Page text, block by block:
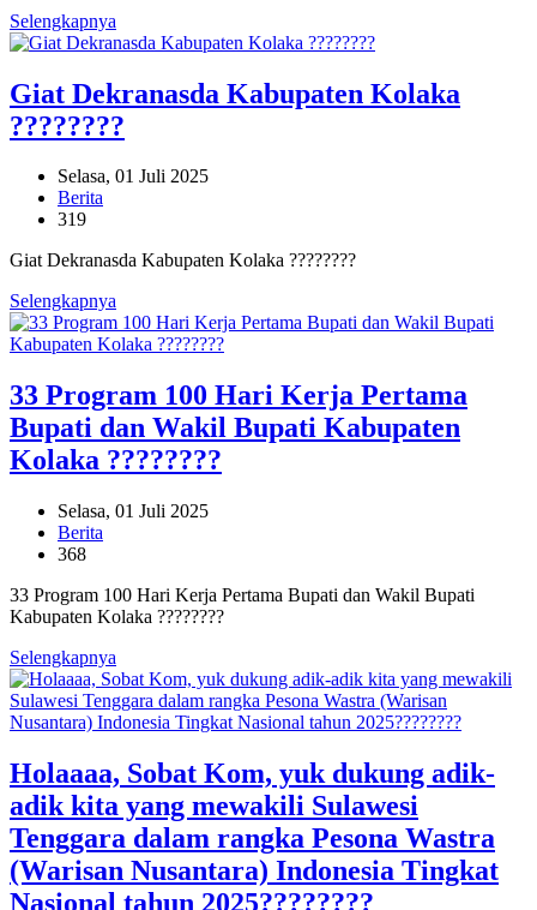
Selengkapnya
Giat Dekranasda Kabupaten Kolaka
????????
Selasa, 01 Juli 2025
Berita
319
Giat Dekranasda Kabupaten Kolaka ????????
Selengkapnya
33 Program 100 Hari Kerja Pertama
Bupati dan Wakil Bupati Kabupaten
Kolaka ????????
Selasa, 01 Juli 2025
Berita
368
33 Program 100 Hari Kerja Pertama Bupati dan Wakil Bupati
Kabupaten Kolaka ????????
Selengkapnya
Holaaaa, Sobat Kom, yuk dukung adik-
adik kita yang mewakili Sulawesi
Tenggara dalam rangka Pesona Wastra
(Warisan Nusantara) Indonesia Tingkat
Nasional tahun 2025????????